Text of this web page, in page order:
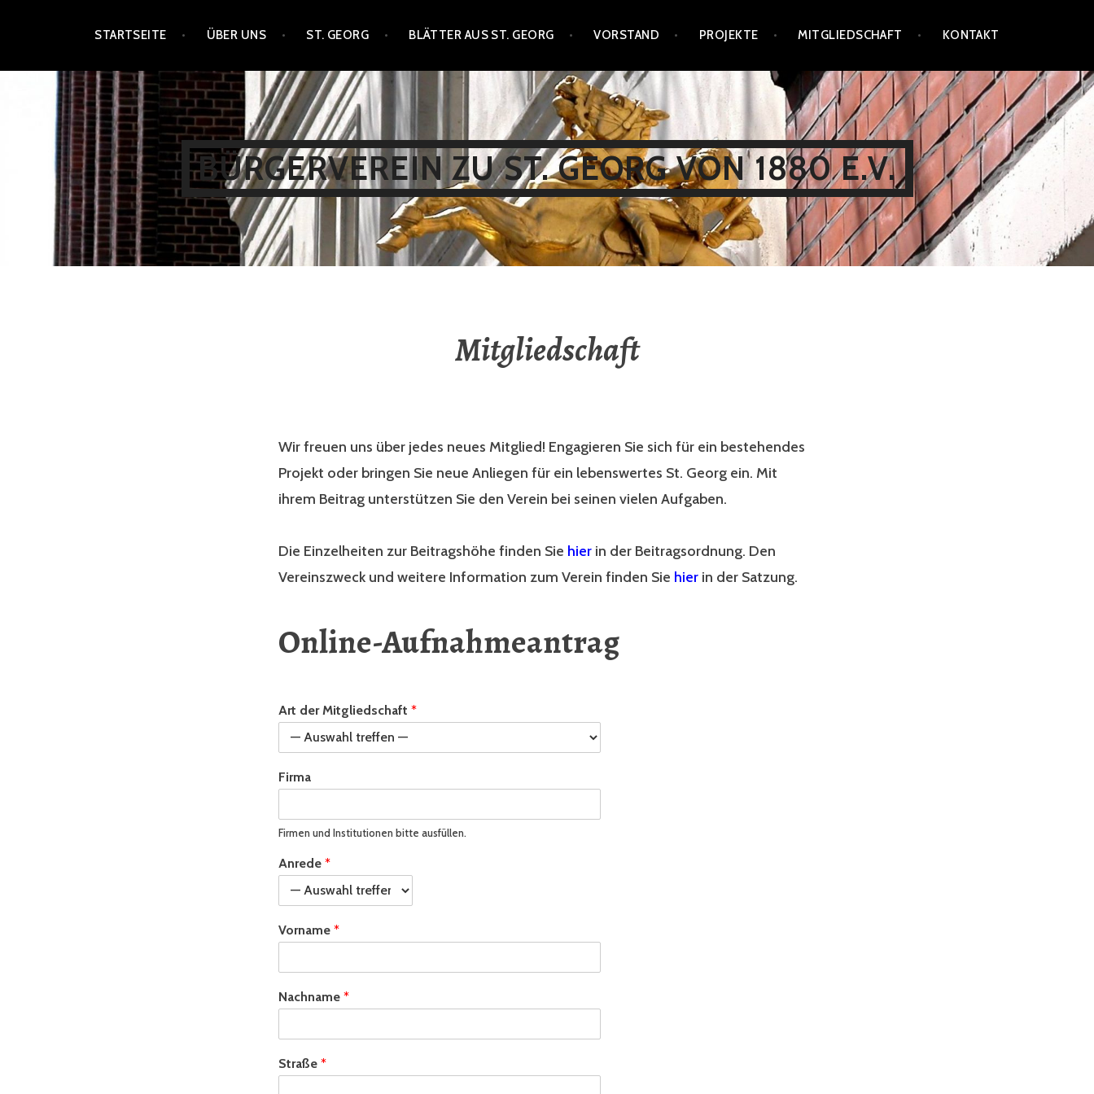
springen
STARTSEITE ÜBER UNS ST. GEORG BLÄTTER AUS ST. GEORG VORSTAND PROJEKTE MITGLIEDSCHAFT KONTAKT
BÜRGERVEREIN ZU ST. GEORG VON 1880 E.V.
Mitgliedschaft
Wir freuen uns über jedes neues Mitglied! Engagieren Sie sich für ein bestehendes
Projekt oder bringen Sie neue Anliegen für ein lebenswertes St. Georg ein. Mit
ihrem Beitrag unterstützen Sie den Verein bei seinen vielen Aufgaben.
Die Einzelheiten zur Beitragshöhe finden Sie hier in der Beitragsordnung. Den
Vereinszweck und weitere Information zum Verein finden Sie hier in der Satzung.
Online-Aufnahmeantrag
Art der Mitgliedschaft *
Firma
Firmen und Institutionen bitte ausfüllen.
Anrede *
Vorname *
Nachname *
Straße *